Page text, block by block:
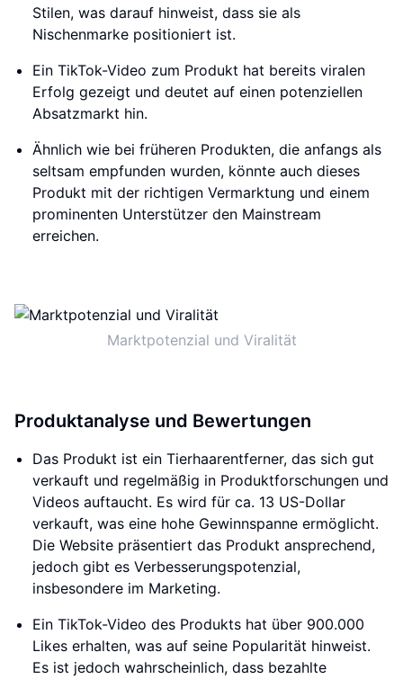
Stilen, was darauf hinweist, dass sie als
Nischenmarke positioniert ist.
Ein TikTok-Video zum Produkt hat bereits viralen
Erfolg gezeigt und deutet auf einen potenziellen
Absatzmarkt hin.
Ähnlich wie bei früheren Produkten, die anfangs als
seltsam empfunden wurden, könnte auch dieses
Produkt mit der richtigen Vermarktung und einem
prominenten Unterstützer den Mainstream
erreichen.
Marktpotenzial und Viralität
Produktanalyse und Bewertungen
Das Produkt ist ein Tierhaarentferner, das sich gut
verkauft und regelmäßig in Produktforschungen und
Videos auftaucht. Es wird für ca. 13 US-Dollar
verkauft, was eine hohe Gewinnspanne ermöglicht.
Die Website präsentiert das Produkt ansprechend,
jedoch gibt es Verbesserungspotenzial,
insbesondere im Marketing.
Ein TikTok-Video des Produkts hat über 900.000
Likes erhalten, was auf seine Popularität hinweist.
Es ist jedoch wahrscheinlich, dass bezahlte